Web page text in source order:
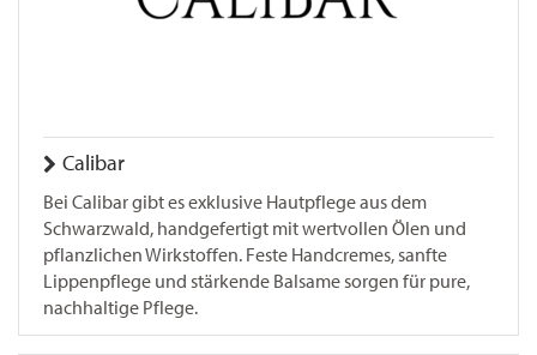
Calibar
Bei Calibar gibt es exklusive Hautpflege aus dem
Schwarzwald, handgefertigt mit wertvollen Ölen und
pflanzlichen Wirkstoffen. Feste Handcremes, sanfte
Lippenpflege und stärkende Balsame sorgen für pure,
nachhaltige Pflege.